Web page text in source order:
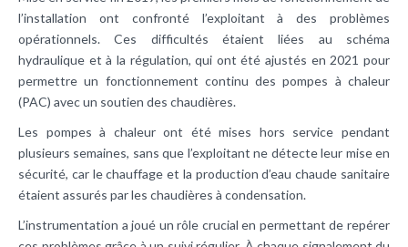
l’installation ont confronté l’exploitant à des problèmes
opérationnels. Ces difficultés étaient liées au schéma
hydraulique et à la régulation, qui ont été ajustés en 2021 pour
permettre un fonctionnement continu des pompes à chaleur
(PAC) avec un soutien des chaudières.
Les pompes à chaleur ont été mises hors service pendant
plusieurs semaines, sans que l’exploitant ne détecte leur mise en
sécurité, car le chauffage et la production d’eau chaude sanitaire
étaient assurés par les chaudières à condensation.
L’instrumentation a joué un rôle crucial en permettant de repérer